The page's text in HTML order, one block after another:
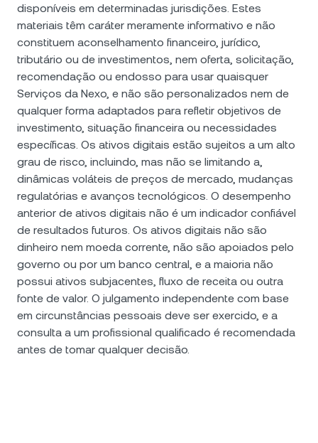
disponíveis em determinadas jurisdições. Estes
materiais têm caráter meramente informativo e não
constituem aconselhamento financeiro, jurídico,
tributário ou de investimentos, nem oferta, solicitação,
recomendação ou endosso para usar quaisquer
Serviços da Nexo, e não são personalizados nem de
qualquer forma adaptados para refletir objetivos de
investimento, situação financeira ou necessidades
específicas. Os ativos digitais estão sujeitos a um alto
grau de risco, incluindo, mas não se limitando a,
dinâmicas voláteis de preços de mercado, mudanças
regulatórias e avanços tecnológicos. O desempenho
anterior de ativos digitais não é um indicador confiável
de resultados futuros. Os ativos digitais não são
dinheiro nem moeda corrente, não são apoiados pelo
governo ou por um banco central, e a maioria não
possui ativos subjacentes, fluxo de receita ou outra
fonte de valor. O julgamento independente com base
em circunstâncias pessoais deve ser exercido, e a
consulta a um profissional qualificado é recomendada
antes de tomar qualquer decisão.